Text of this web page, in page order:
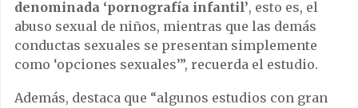
denominada ‘pornografía infantil’, esto es, el
abuso sexual de niños, mientras que las demás
conductas sexuales se presentan simplemente
como ‘opciones sexuales’”, recuerda el estudio.
Además, destaca que “algunos estudios con gran